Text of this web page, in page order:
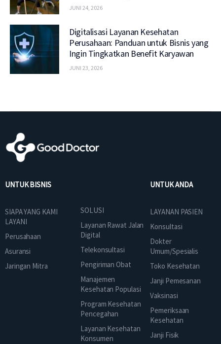
JUNI 24, 2026
Digitalisasi Layanan Kesehatan
Perusahaan: Panduan untuk Bisnis yang
Ingin Tingkatkan Benefit Karyawan
JUNI 23, 2026
UNTUK BISNIS
SIAPA YANG KAMI
LAYANI
Perusahaan
Asuransi
Jaringan Mitra
SOLUSI
Layanan Rawat Jalan
Digital
Telekonsultasi
Pengiriman Obat
Manajemen
Kesehatan Populasi
Program Kesehatan
Pencegahan
Layanan Kesehatan
Konsumen
UNTUK ANDA
LAYANAN PASIEN
Konsultasi
Dokter
Umum/Spesialis
Toko Kesehatan
Janji Pemesanan
Vaksinasi
Pemeriksaan
Kesehatan
Janji Fisik